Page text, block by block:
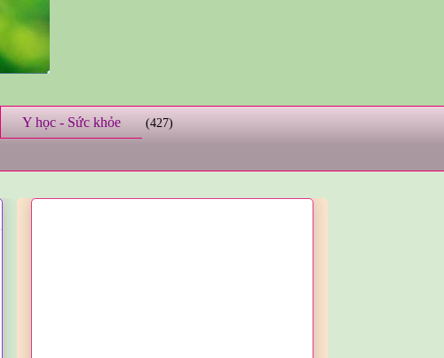
Y học - Sức khỏe (427)